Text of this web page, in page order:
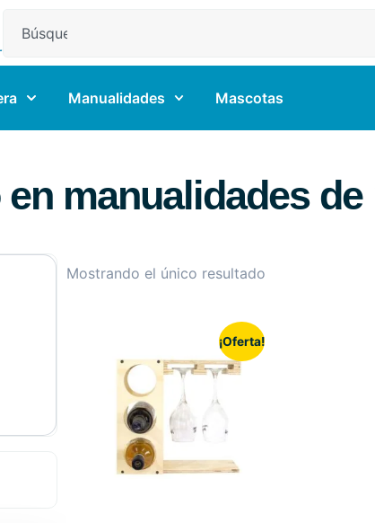
Manualidades Mascotas
en manualidades
Mostrando el único resultado
¡Oferta!